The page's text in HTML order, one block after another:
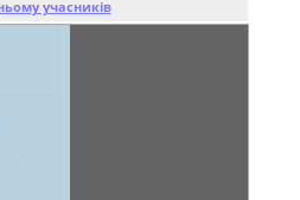
учасників